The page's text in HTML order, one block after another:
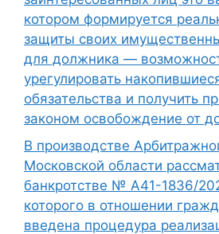
котором формируется
защиты своих
для должника —
урегулировать
обязательства и получить
законом освобождение от
В производстве
Московской области
банкротстве № А41-1836/
которого в отношении
введена процедура